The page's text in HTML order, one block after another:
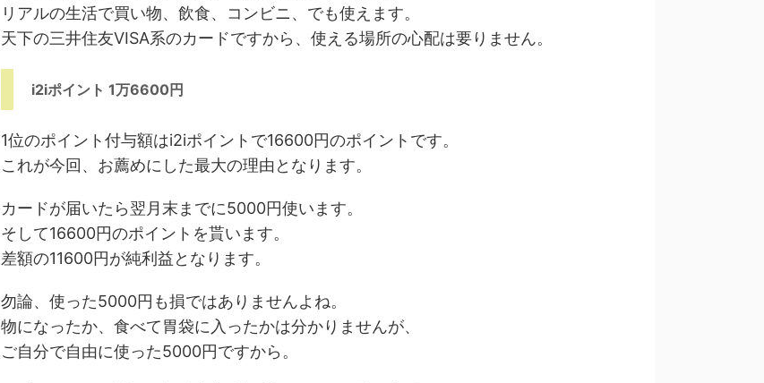
リアルの生活で買い物、飲食、コンビニ、でも使えます。
天下の三井住友VISA系のカードですから、使える場所の心配は要りません。
i2iポイント 1万6600円
1位のポイント付与額はi2iポイントで16600円のポイントです。
これが今回、お薦めにした最大の理由となります。
カードが届いたら翌月末までに5000円使います。
そして16600円のポイントを貰います。
差額の11600円が純利益となります。
勿論、使った5000円も損ではありませんよね。
物になったか、食べて胃袋に入ったかは分かりませんが、
ご自分で自由に使った5000円ですから。